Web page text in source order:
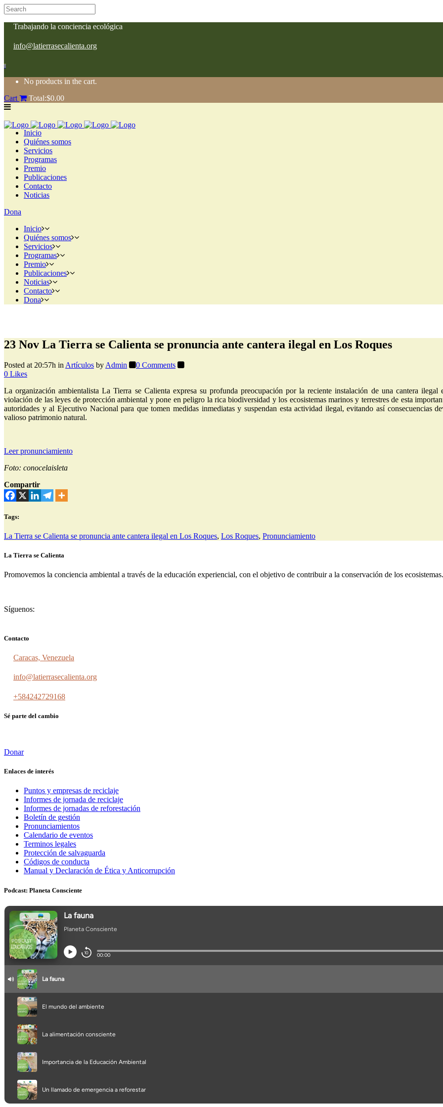
Trabajando la conciencia ecológica
info@latierrasecalienta.org
0
No products in the cart.
Cart
Total:$0.00
Inicio
Quiénes somos
Servicios
Programas
Premio
Publicaciones
Contacto
Noticias
Dona
Inicio
Quiénes somos
Servicios
Programas
Premio
Publicaciones
Noticias
Contacto
Dona
23 Nov La Tierra se Calienta se pronuncia ante cantera ilegal en Los Roques
Posted at 20:57h inArtículos byAdmin
0 Comments
0 Likes
La organización ambientalista La Tierra se Calienta expresa su profunda preocupación por la reciente instalación de una cantera
violación de las leyes de protección ambiental y pone en peligro la rica biodiversidad y los ecosistemas marinos y terrestres de esta
autoridades y al Ejecutivo Nacional para que tomen medidas inmediatas y suspendan esta actividad ilegal, evitando así consecuencias
valioso patrimonio natural.
Leer pronunciamiento
Foto: conocelaisleta
Compartir
Tags:
La Tierra se Calienta se pronuncia ante cantera ilegal en Los Roques, Los Roques, Pronunciamiento
La Tierra se Calienta
Promovemos la conciencia ambiental a través de la educación experiencial, con el objetivo de contribuir a la conservación de los ecosistemas.
Síguenos:
Contacto
Caracas, Venezuela
info@latierrasecalienta.org
+584242729168
Sé parte del cambio
Donar
Enlaces de interés
Puntos y empresas de reciclaje
Informes de jornada de reciclaje
Informes de jornadas de reforestación
Boletín de gestión
Pronunciamientos
Calendario de eventos
Terminos legales
Protección de salvaguarda
Códigos de conducta
Manual y Declaración de Ética y Anticorrupción
Podcast: Planeta Consciente